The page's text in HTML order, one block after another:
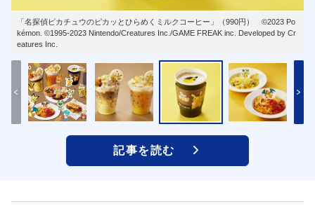
「名探偵ピカチュウのピカッとひらめくミルクコーヒー」（990円） ©2023 Po
kémon. ©1995-2023 Nintendo/Creatures Inc./GAME FREAK inc. Developed by Cr
eatures Inc.
記事を読む